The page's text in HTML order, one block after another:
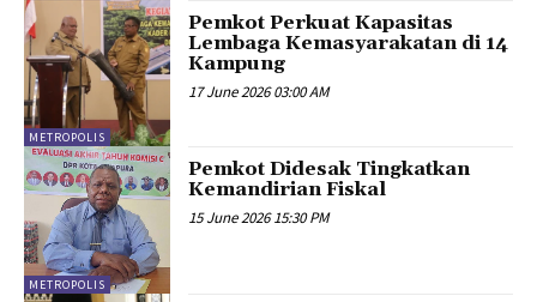
METROPOLIS
Pemkot Perkuat Kapasitas
Lembaga Kemasyarakatan di 14
Kampung
17 June 2026 03:00 AM
METROPOLIS
Pemkot Didesak Tingkatkan
Kemandirian Fiskal
15 June 2026 15:30 PM